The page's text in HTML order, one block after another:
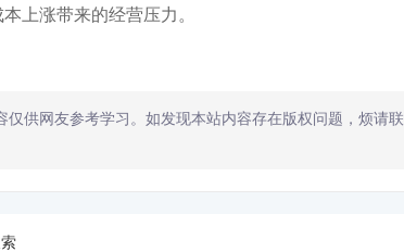
上涨带来的经营压力。
供网友参考学习。如发现本站内容存在版权问题，烦请联